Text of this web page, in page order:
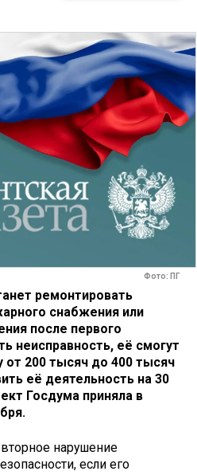
Фото: ПГ
ремонтировать
снабжения или
после первого
неисправность, её смогут
200 тысяч до 400 тысяч
её деятельность на 30
Госдума приняла в
нарушение
если его